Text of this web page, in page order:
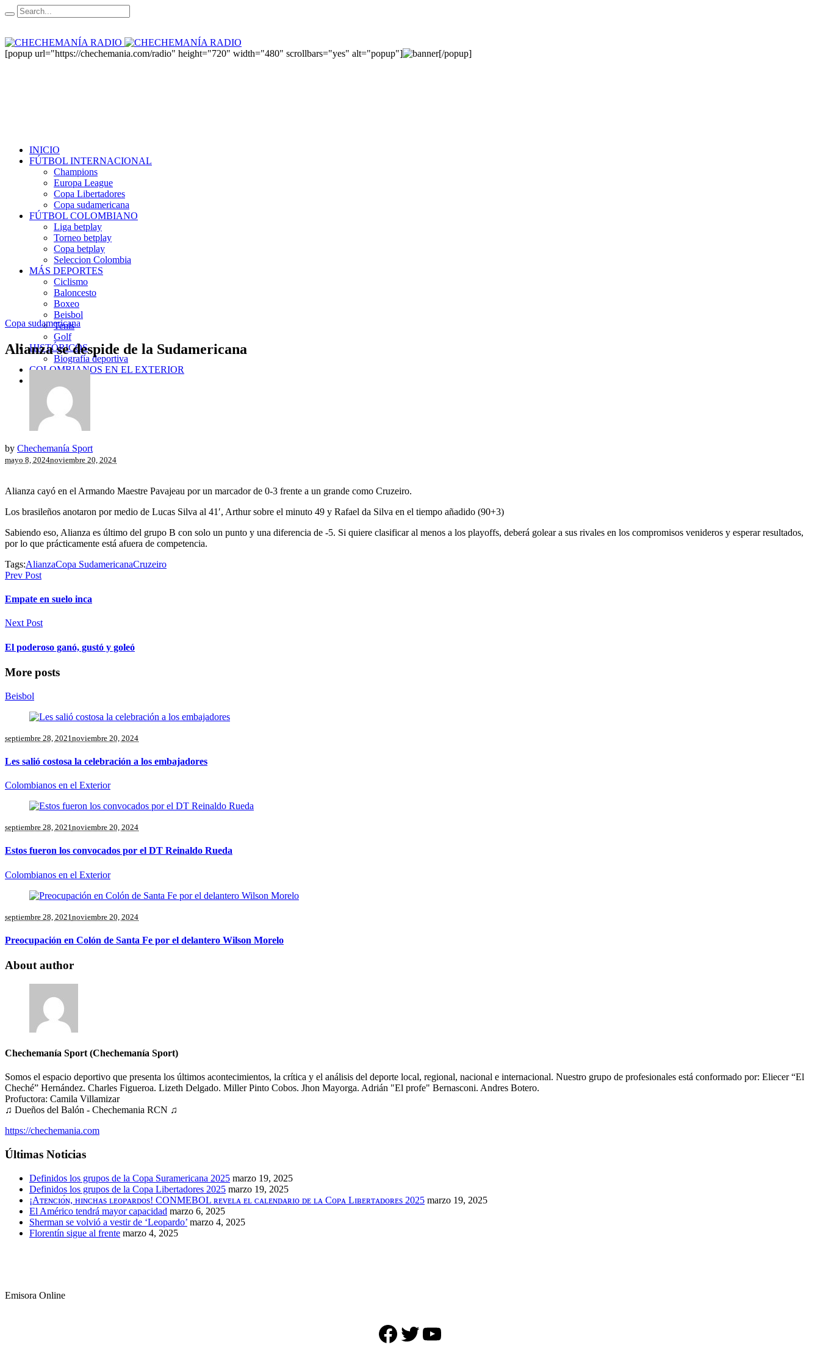
[popup url="https://chechemania.com/radio" height="720" width="480" scrollbars="yes" alt="popup"] [/popup]
INICIO
FÚTBOL INTERNACIONAL
Champions
Europa League
Copa Libertadores
Copa sudamericana
FÚTBOL COLOMBIANO
Liga betplay
Torneo betplay
Copa betplay
Seleccion Colombia
MÁS DEPORTES
Ciclismo
Baloncesto
Boxeo
Beisbol
Tenis
Golf
HISTÓRICOS
Biografía deportiva
COLOMBIANOS EN EL EXTERIOR
Copa sudamericana
Alianza se despide de la Sudamericana
by Chechemanía Sport
mayo 8, 2024noviembre 20, 2024
Alianza cayó en el Armando Maestre Pavajeau por un marcador de 0-3 frente a un grande como Cruzeiro.
Los brasileños anotaron por medio de Lucas Silva al 41′, Arthur sobre el minuto 49 y Rafael da Silva en el tiempo añadido (90+3)
Sabiendo eso, Alianza es último del grupo B con solo un punto y una diferencia de -5. Si quiere clasificar al menos a los playoffs, deberá golear a sus rivales en los compromisos venideros y esperar resultados,
por lo que prácticamente está afuera de competencia.
Tags:AlianzaCopa SudamericanaCruzeiro
Prev Post
Empate en suelo inca
Next Post
El poderoso ganó, gustó y goleó
More posts
Beisbol
septiembre 28, 2021 noviembre 20, 2024
Les salió costosa la celebración a los embajadores
Colombianos en el Exterior
septiembre 28, 2021noviembre 20, 2024
Estos fueron los convocados por el DT Reinaldo Rueda
Colombianos en el Exterior
septiembre 28, 2021 noviembre 20, 2024
Preocupación en Colón de Santa Fe por el delantero Wilson Morelo
About author
Chechemanía Sport (Chechemanía Sport)
Somos el espacio deportivo que presenta los últimos acontecimientos, la crítica y el análisis del deporte local, regional, nacional e internacional. Nuestro grupo de profesionales está conformado por: Eliecer “El
Cheché” Hernández. Charles Figueroa. Lizeth Delgado. Miller Pinto Cobos. Jhon Mayorga. Adrián "El profe" Bernasconi. Andres Botero.
Profuctora: Camila Villamizar
♫ Dueños del Balón - Chechemania RCN ♫
https://chechemania.com
Últimas Noticias
Definidos los grupos de la Copa Suramericana 2025 marzo 19, 2025
Definidos los grupos de la Copa Libertadores 2025 marzo 19, 2025
¡Aᴛᴇɴᴄɪᴏ́ɴ, ʜɪɴᴄʜᴀs ʟᴇᴏᴘᴀʀᴅᴏs! CONMEBOL ʀᴇᴠᴇʟᴀ ᴇʟ ᴄᴀʟᴇɴᴅᴀʀɪᴏ ᴅᴇ ʟᴀ Cᴏᴘᴀ Lɪʙᴇʀᴛᴀᴅᴏʀᴇs 2025 marzo 19, 2025
El Américo tendrá mayor capacidad marzo 6, 2025
Sherman se volvió a vestir de ‘Leopardo’ marzo 4, 2025
Florentín sigue al frente marzo 4, 2025
Emisora Online
Facebook
Twitter
YouTube